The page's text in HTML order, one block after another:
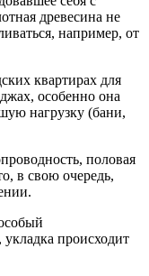
древесина не
например, от
квартирах для
особенно она
нагрузку (бани,
половая
в свою очередь,
укладка происходит